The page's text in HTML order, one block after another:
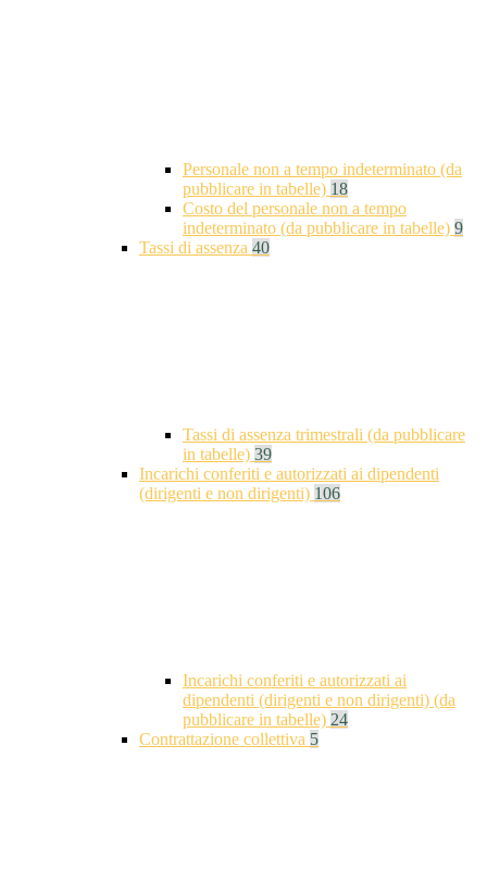
Personale non a tempo indeterminato (da
pubblicare in tabelle) 18
Costo del personale non a tempo
indeterminato (da pubblicare in tabelle) 9
Tassi di assenza 40
Tassi di assenza trimestrali (da pubblicare
in tabelle) 39
Incarichi conferiti e autorizzati ai dipendenti
(dirigenti e non dirigenti) 106
Incarichi conferiti e autorizzati ai
dipendenti (dirigenti e non dirigenti) (da
pubblicare in tabelle) 24
Contrattazione collettiva 5